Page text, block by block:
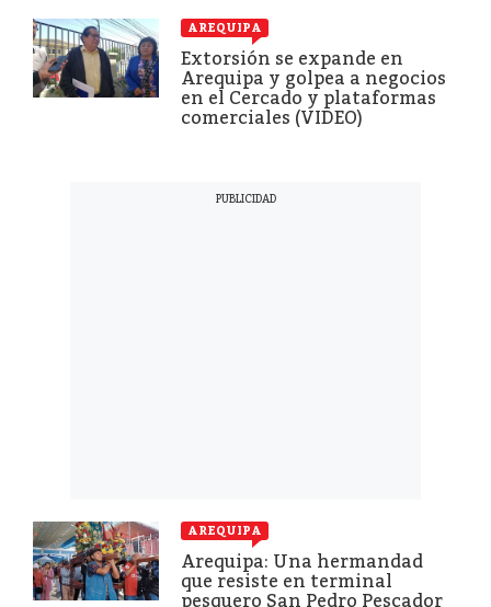
AREQUIPA
Extorsión se expande en
Arequipa y golpea a negocios
en el Cercado y plataformas
comerciales (VIDEO)
AREQUIPA
Arequipa: Una hermandad
que resiste en terminal
pesquero San Pedro Pescador